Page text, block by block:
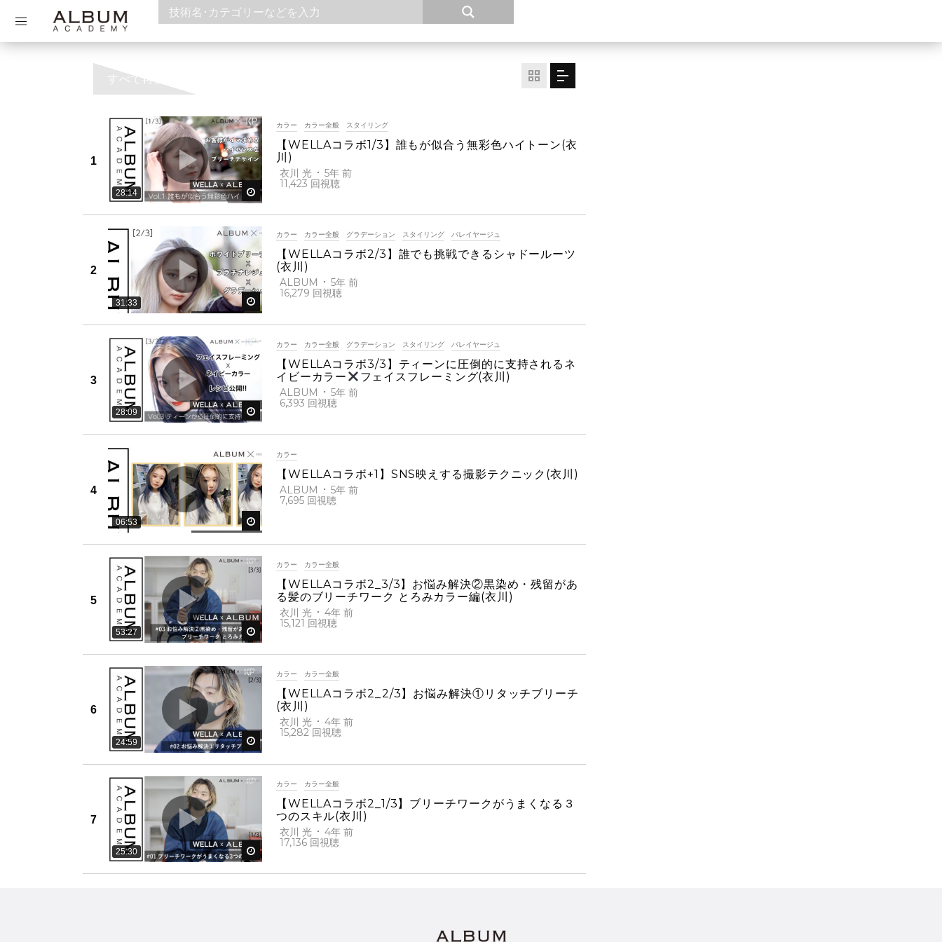
すべて再生
後で見る
28:14
カラー カラー全般 スタイリング
【WELLAコラボ1/3】誰もが似合う無彩色ハイトーン(衣
川)
衣川 光
5年 前
11,423
後で見る
31:33
カラー カラー全般 グラデーション スタイリング バレイヤージュ
【WELLAコラボ2/3】誰でも挑戦できるシャドールーツ
(衣川)
ALBUM
5年 前
16,279
後で見る
28:09
カラー カラー全般 グラデーション スタイリング バレイヤージュ
【WELLAコラボ3/3】ティーンに圧倒的に支持されるネ
イビーカラー
フェイスフレーミング(衣川)
ALBUM
5年 前
6,393
後で見る
06:53
カラー
【WELLAコラボ+1】SNS映えする撮影テクニック(衣川)
ALBUM
5年 前
7,695
後で見る
53:27
カラー カラー全般
【WELLAコラボ2_3/3】お悩み解決②黒染め・残留があ
る髪のブリーチワーク とろみカラー編(衣川)
衣川 光
4年 前
15,121
後で見る
24:59
カラー カラー全般
【WELLAコラボ2_2/3】お悩み解決①リタッチブリーチ
(衣川)
衣川 光
4年 前
15,282
後で見る
25:30
カラー カラー全般
【WELLAコラボ2_1/3】ブリーチワークがうまくなる３
つのスキル(衣川)
衣川 光
4年 前
17,136